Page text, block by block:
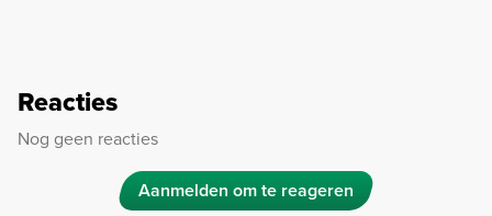
Reacties
Nog geen reacties
Aanmelden om te reageren